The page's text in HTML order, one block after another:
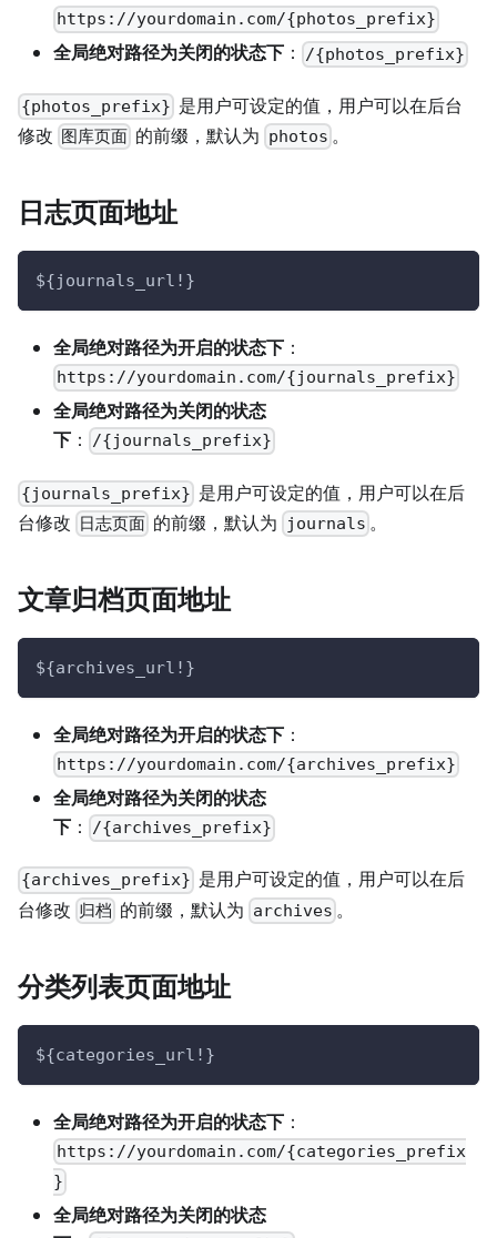
https://yourdomain.com/{photos_prefix}
全局绝对路径为关闭的状态下 ： /{photos_prefix}
{photos_prefix} 是用户可设定的值，用户可以在后台
修改 图库页面 的前缀，默认为 photos 。
日志页面地址
${journals_url!}
全局绝对路径为开启的状态下 ：
https://yourdomain.com/{journals_prefix}
全局绝对路径为关闭的状态
下 ： /{journals_prefix}
{journals_prefix} 是用户可设定的值，用户可以在后
台修改 日志页面 的前缀，默认为 journals 。
文章归档页面地址
${archives_url!}
全局绝对路径为开启的状态下 ：
https://yourdomain.com/{archives_prefix}
全局绝对路径为关闭的状态
下 ： /{archives_prefix}
{archives_prefix} 是用户可设定的值，用户可以在后
台修改 归档 的前缀，默认为 archives 。
分类列表页面地址
${categories_url!}
全局绝对路径为开启的状态下 ：
https://yourdomain.com/{categories_prefix
}
全局绝对路径为关闭的状态